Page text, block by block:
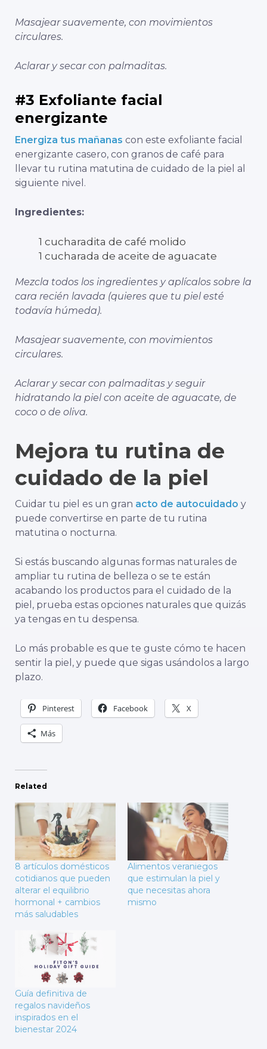
Masajear suavemente, con movimientos
circulares.
Aclarar y secar con palmaditas.
#3 Exfoliante facial
energizante
Energiza tus mañanas con este exfoliante facial
energizante casero, con granos de café para
llevar tu rutina matutina de cuidado de la piel al
siguiente nivel.
Ingredientes:
1 cucharadita de café molido
1 cucharada de aceite de aguacate
Mezcla todos los ingredientes y aplícalos sobre la
cara recién lavada (quieres que tu piel esté
todavía húmeda).
Masajear suavemente, con movimientos
circulares.
Aclarar y secar con palmaditas y seguir
hidratando la piel con aceite de aguacate, de
coco o de oliva.
Mejora tu rutina de
cuidado de la piel
Cuidar tu piel es un gran acto de autocuidado y
puede convertirse en parte de tu rutina
matutina o nocturna.
Si estás buscando algunas formas naturales de
ampliar tu rutina de belleza o se te están
acabando los productos para el cuidado de la
piel, prueba estas opciones naturales que quizás
ya tengas en tu despensa.
Lo más probable es que te guste cómo te hacen
sentir la piel, y puede que sigas usándolos a largo
plazo.
Pinterest Facebook X
Más
Related
8 artículos domésticos
cotidianos que pueden
alterar el equilibrio
hormonal + cambios
más saludables
Alimentos veraniegos
que estimulan la piel y
que necesitas ahora
mismo
Guía definitiva de
regalos navideños
inspirados en el
bienestar 2024